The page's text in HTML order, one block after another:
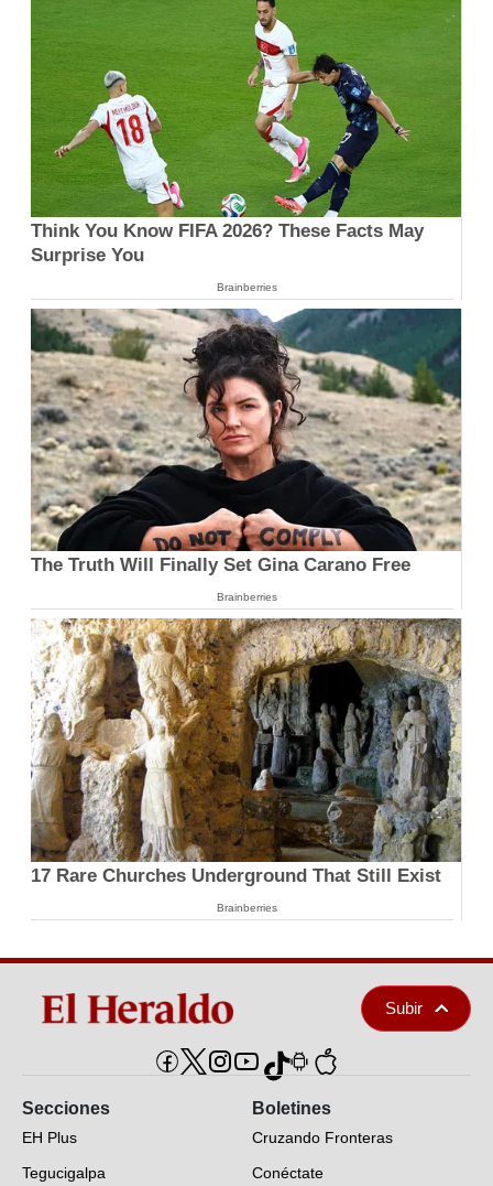
Think You Know FIFA 2026? These Facts May
Surprise You
Brainberries
The Truth Will Finally Set Gina Carano Free
Brainberries
17 Rare Churches Underground That Still Exist
Brainberries
Subir
Secciones
EH Plus
Tegucigalpa
Boletines
Cruzando Fronteras
Conéctate